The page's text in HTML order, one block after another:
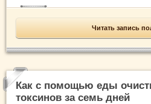
Читать запись
Как с помощью еды
токсинов за семь дней